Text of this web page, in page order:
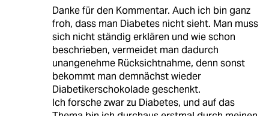
Danke für den Kommentar. Auch ich bin ganz
froh, dass man Diabetes nicht sieht. Man muss
sich nicht ständig erklären und wie schon
beschrieben, vermeidet man dadurch
unangenehme Rücksichtnahme, denn sonst
bekommt man demnächst wieder
Diabetikerschokolade geschenkt.
Ich forsche zwar zu Diabetes, und auf das